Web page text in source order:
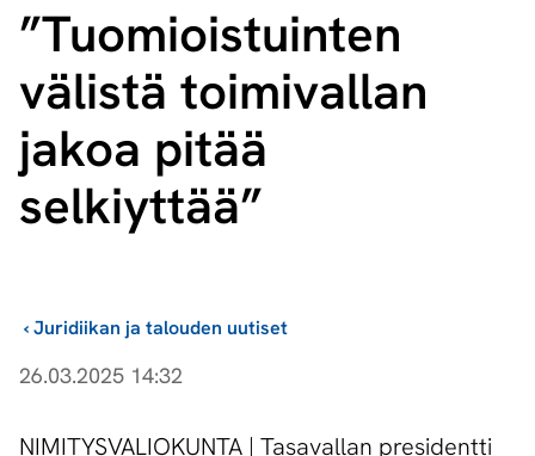
”Tuomioistuinten
välistä toimivallan
jakoa pitää
selkiyttää”
Juridiikan ja talouden uutiset
›
26.03.2025 14:32
NIMITYSVALIOKUNTA | Tasavallan presidentti